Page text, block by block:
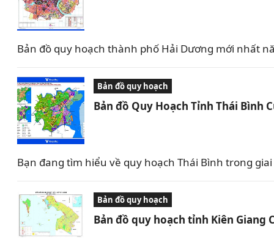
Bản đồ quy hoạch thành phố Hải Dương mới nhất
Bản đồ quy hoạch
Bản đồ Quy Hoạch Tỉnh Thái Bình
Bạn đang tìm hiểu về quy hoạch Thái Bình trong
Bản đồ quy hoạch
Bản đồ quy hoạch tỉnh Kiên Giang